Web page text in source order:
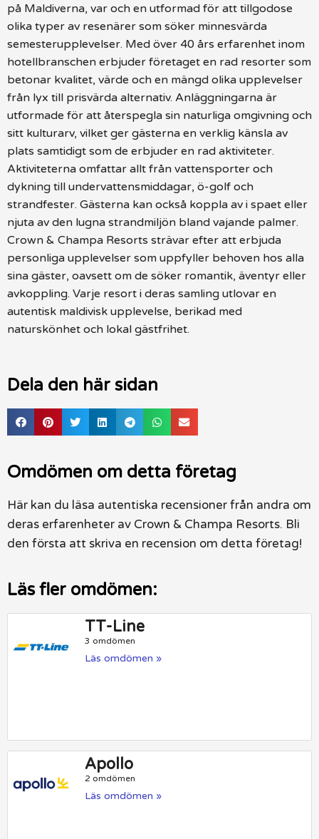
på Maldiverna, var och en utformad för att tillgodose
olika typer av resenärer som söker minnesvärda
semesterupplevelser. Med över 40 års erfarenhet inom
hotellbranschen erbjuder företaget en rad resorter som
betonar kvalitet, värde och en mängd olika upplevelser
från lyx till prisvärda alternativ. Anläggningarna är
utformade för att återspegla sin naturliga omgivning och
sitt kulturarv, vilket ger gästerna en verklig känsla av
plats samtidigt som de erbjuder en rad aktiviteter.
Aktiviteterna omfattar allt från vattensporter och
dykning till undervattensmiddagar, ö-golf och
strandfester. Gästerna kan också koppla av i spaet eller
njuta av den lugna strandmiljön bland vajande palmer.
Crown & Champa Resorts strävar efter att erbjuda
personliga upplevelser som uppfyller behoven hos alla
sina gäster, oavsett om de söker romantik, äventyr eller
avkoppling. Varje resort i deras samling utlovar en
autentisk maldivisk upplevelse, berikad med
naturskönhet och lokal gästfrihet.
Dela den här sidan
Omdömen om detta företag
Här kan du läsa autentiska recensioner från andra om
deras erfarenheter av Crown & Champa Resorts. Bli
den första att skriva en recension om detta företag!
Läs fler omdömen:
TT-Line
3 omdömen
Läs omdömen »
Apollo
2 omdömen
Läs omdömen »